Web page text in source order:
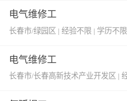
电气维修工
长春市/绿园区 | 经验不限 | 学历不限
电气维修工